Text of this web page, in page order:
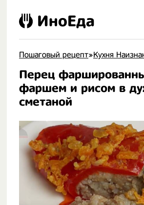
Пошаговый рецепт»Кухня
Перец
фаршем и рисом в
сметаной
ИноЕда